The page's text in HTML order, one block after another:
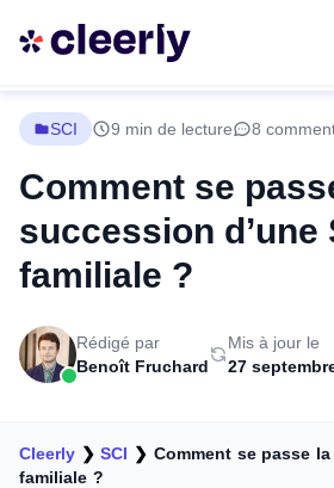
SCI 9 min de lecture 8
Comment se
succession d’une
familiale ?
Rédigé par
Benoît Fruchard
Mis à jour le
27
Cleerly ❯SCI ❯ Comment se passe
familiale ?